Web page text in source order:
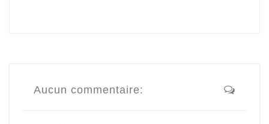
Aucun commentaire: